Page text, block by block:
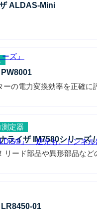
ズ』
』 逆光も、トンネル
ALDAS-Mini
の電力変換効率を正確に
定器
イザ IM7580シリーズ /
ード部品や異形部品など
01